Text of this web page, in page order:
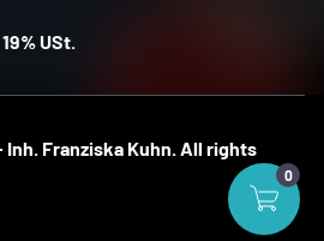
USt.
Franziska Kuhn . All rights